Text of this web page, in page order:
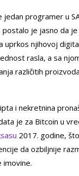
jedan programer u
postalo je jasno da
uprkos njihovoj
rasla, a sa
različitih
i nekretnina
je za Bitcoin u
2017. godine,
da ozbiljnije
imovine.